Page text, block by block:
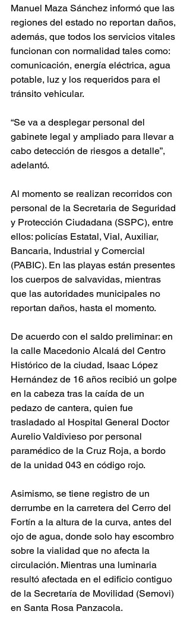
Manuel Maza Sánchez informó que las
regiones del estado no reportan daños,
además, que todos los servicios vitales
funcionan con normalidad tales como:
comunicación, energía eléctrica, agua
potable, luz y los requeridos para el
tránsito vehicular.
“Se va a desplegar personal del
gabinete legal y ampliado para llevar a
cabo detección de riesgos a detalle”,
adelantó.
Al momento se realizan recorridos con
personal de la Secretaria de Seguridad
y Protección Ciudadana (SSPC), entre
ellos: policías Estatal, Vial, Auxiliar,
Bancaria, Industrial y Comercial
(PABIC). En las playas están presentes
los cuerpos de salvavidas, mientras
que las autoridades municipales no
reportan daños, hasta el momento.
De acuerdo con el saldo preliminar: en
la calle Macedonio Alcalá del Centro
Histórico de la ciudad, Isaac López
Hernández de 16 años recibió un golpe
en la cabeza tras la caída de un
pedazo de cantera, quien fue
trasladado al Hospital General Doctor
Aurelio Valdivieso por personal
paramédico de la Cruz Roja, a bordo
de la unidad 043 en código rojo.
Asimismo, se tiene registro de un
derrumbe en la carretera del Cerro del
Fortín a la altura de la curva, antes del
ojo de agua, donde solo hay escombro
sobre la vialidad que no afecta la
circulación. Mientras una luminaria
resultó afectada en el edificio contiguo
de la Secretaría de Movilidad (Semovi)
en Santa Rosa Panzacola.